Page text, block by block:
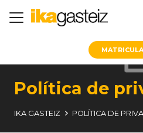
Política de
IKA GASTEIZ POLÍTICA DE